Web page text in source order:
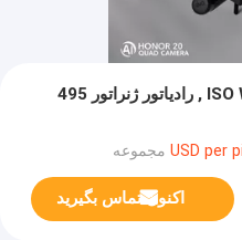
رادیاتور ژنراتور ISO Weichai K4100 , رادیاتور ژنراتور 495
اکنون تماس بگیرید